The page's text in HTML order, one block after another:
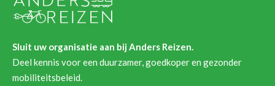
Sluit uw organisatie aan bij Anders Reizen.
Deel kennis voor een duurzamer, goedkoper en gezonder
mobiliteitsbeleid.